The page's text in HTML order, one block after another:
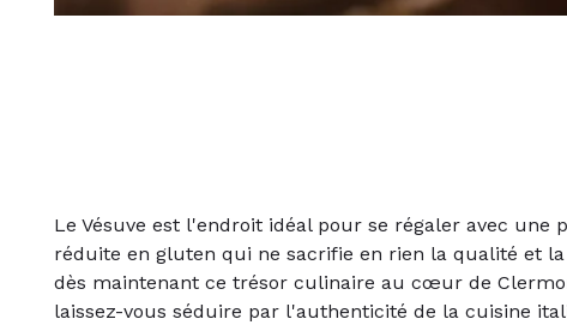
Le Vésuve est l'endroit idéal pour se régaler avec une
réduite en gluten qui ne sacrifie en rien la qualité et la
dès maintenant ce trésor culinaire au cœur de
laissez-vous séduire par l'authenticité de la cuisine